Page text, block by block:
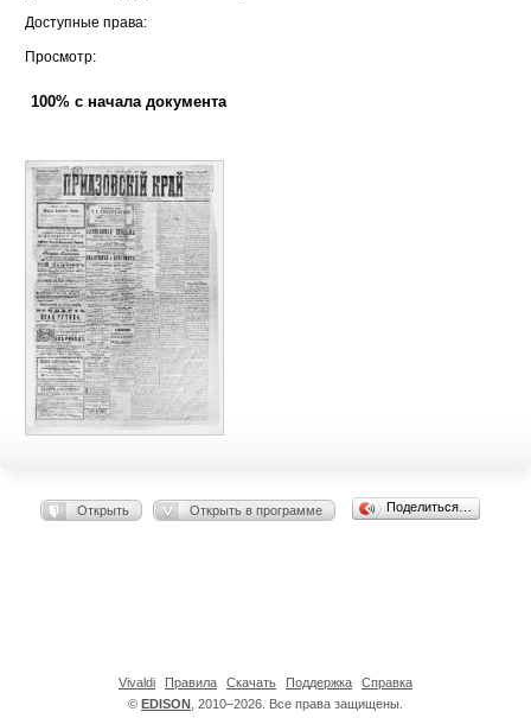
Доступные права:
Просмотр:
100% с начала документа
Открыть Открыть в программе Поделиться…
© EDISON , 2010–2026. Все права защищены.
Vivaldi Правила Скачать Поддержка Справка